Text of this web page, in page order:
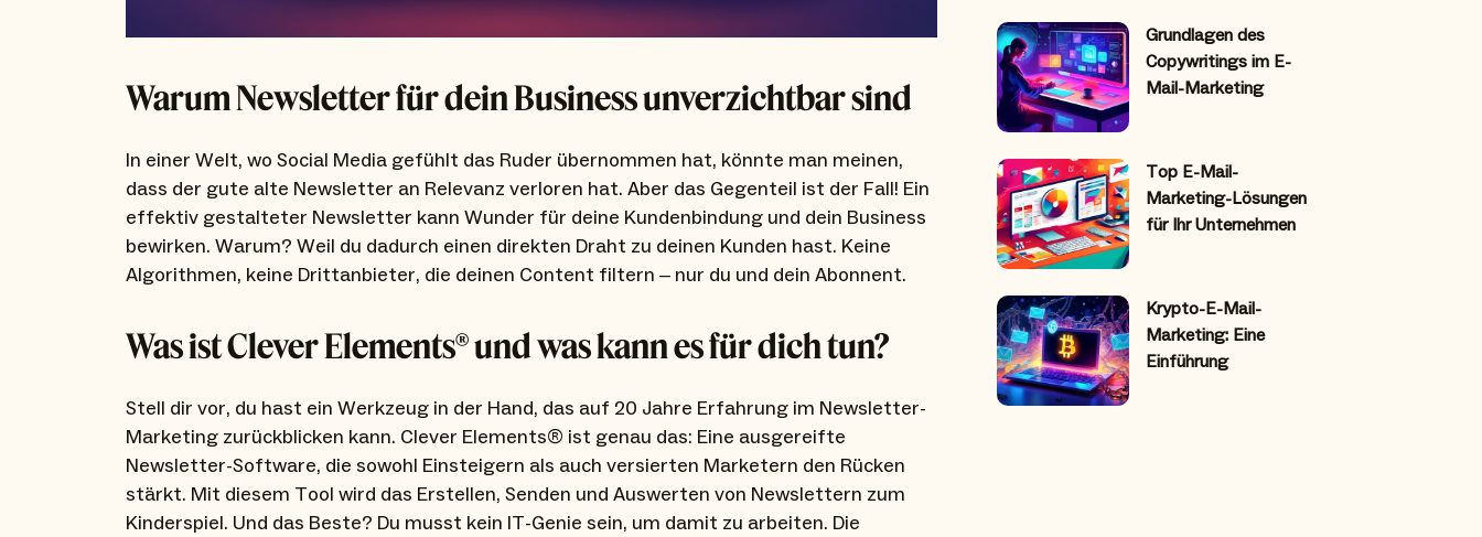
Warum Newsletter für dein Business unverzichtbar sind
In einer Welt, wo Social Media gefühlt das Ruder übernommen hat, könnte man meinen,
dass der gute alte Newsletter an Relevanz verloren hat. Aber das Gegenteil ist der Fall! Ein
effektiv gestalteter Newsletter kann Wunder für deine Kundenbindung und dein Business
bewirken. Warum? Weil du dadurch einen direkten Draht zu deinen Kunden hast. Keine
Algorithmen, keine Drittanbieter, die deinen Content filtern – nur du und dein Abonnent.
Was ist Clever Elements® und was kann es für dich tun?
Stell dir vor, du hast ein Werkzeug in der Hand, das auf 20 Jahre Erfahrung im Newsletter-
Marketing zurückblicken kann. Clever Elements® ist genau das: Eine ausgereifte
Newsletter-Software, die sowohl Einsteigern als auch versierten Marketern den Rücken
stärkt. Mit diesem Tool wird das Erstellen, Senden und Auswerten von Newslettern zum
Kinderspiel. Und das Beste? Du musst kein IT-Genie sein, um damit zu arbeiten. Die
Grundlagen des
Copywritings im E-
Mail-Marketing
Top E-Mail-
Marketing-Lösungen
für Ihr Unternehmen
Krypto-E-Mail-
Marketing: Eine
Einführung